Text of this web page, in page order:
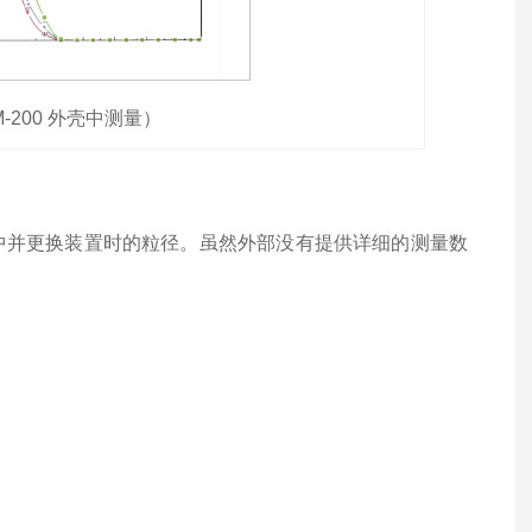
外壳中测量）
更换装置时的粒径。虽然外部没有提供详细的测量数